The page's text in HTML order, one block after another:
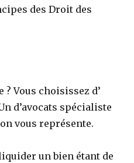
des Droit des
Vous choisissez d’
d’avocats spécialiste
vous représente.
un bien étant de